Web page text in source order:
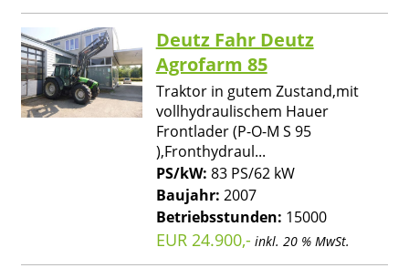
Deutz Fahr Deutz
Agrofarm 85
Traktor in gutem Zustand,mit
vollhydraulischem Hauer
Frontlader (P-O-M S 95
),Fronthydraul...
PS/kW: 83 PS/62 kW
Baujahr: 2007
Betriebsstunden: 15000
EUR 24.900,- inkl. 20 % MwSt.